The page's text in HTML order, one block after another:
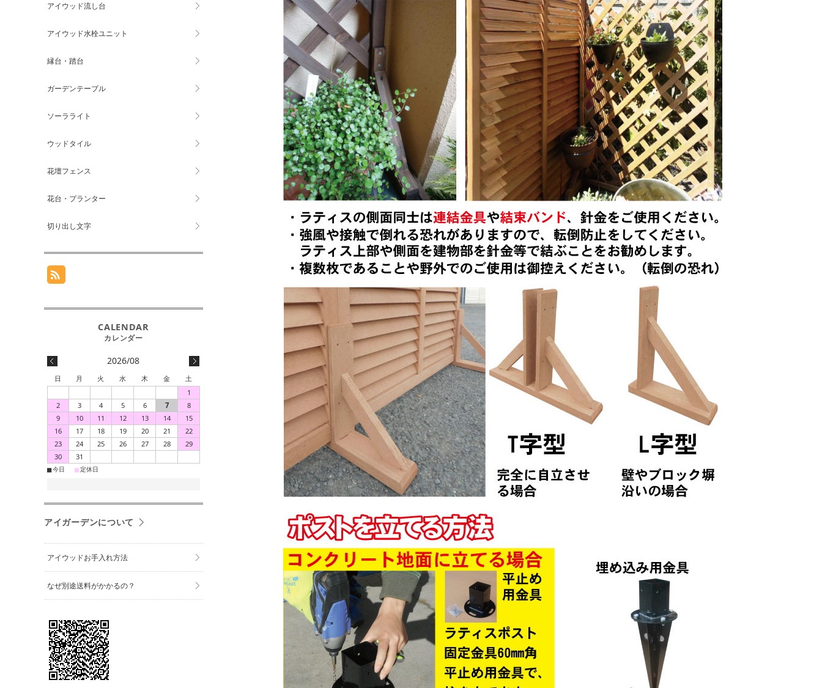
アイウッド流し台
アイウッド水栓ユニット
縁台・踏台
ガーデンテーブル
ソーラライト
ウッドタイル
花壇フェンス
花台・プランター
切り出し文字
2026/08
日 月 火 水 木 金
土
1
2
3 4 5 6 7
8
9
10 11 12 13 14
15
16
17 18 19 20 21
22
23
24 25 26 27 28
29
30
31
■今日 ■定休日
アイガーデンについて
アイウッドお手入れ方法
なぜ別途送料がかかるの？